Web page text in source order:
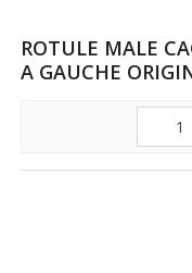
ROTULE MALE
A GAUCHE
Quantité